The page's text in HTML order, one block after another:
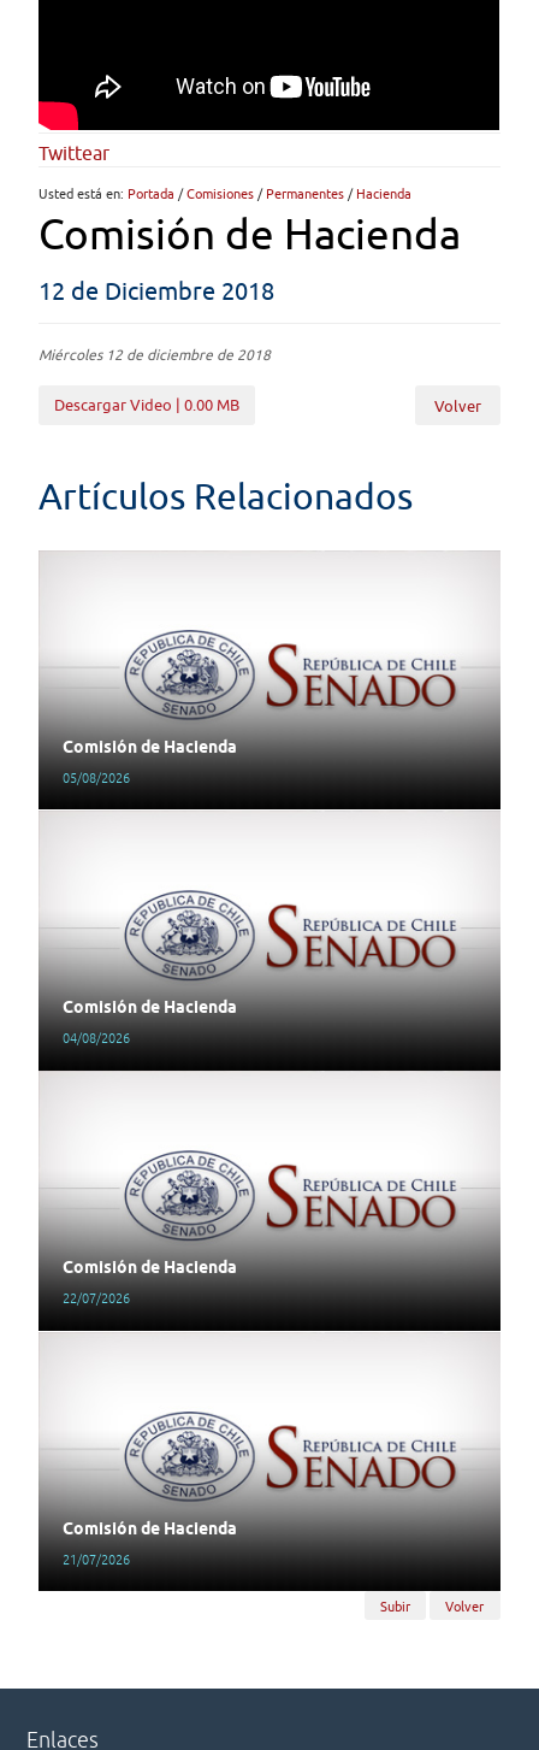
Twittear
Usted está en: Portada /Comisiones / Permanentes / Hacienda
Comisión de Hacienda
12 de Diciembre 2018
Miércoles 12 de diciembre de 2018
Descargar Video | 0.00 MB Volver
Artículos Relacionados
Comisión de Hacienda
05/08/2026
Comisión de Hacienda
04/08/2026
Comisión de Hacienda
22/07/2026
Comisión de Hacienda
21/07/2026
Subir Volver
Enlaces